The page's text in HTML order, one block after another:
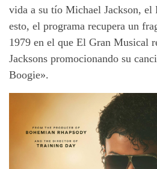
vida a su tío Michael Jackson, el
esto, el programa recupera un
1979 en el que El Gran Musical
Jacksons promocionando su
Boogie».